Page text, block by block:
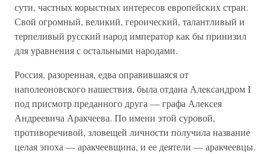
сути, частных корыстных интересов европейских стран.
Свой огромный, великий, героический, талантливый и
терпеливый русский народ император как бы принизил
для уравнения с остальными народами.
Россия, разоренная, едва оправившаяся от
наполеоновского нашествия, была отдана Александром I
под присмотр преданного друга — графа Алексея
Андреевича Аракчеева. По имени этой суровой,
противоречивой, зловещей личности получила название
целая эпоха — аракчеевщина, и ее деятели — аракчеевцы.